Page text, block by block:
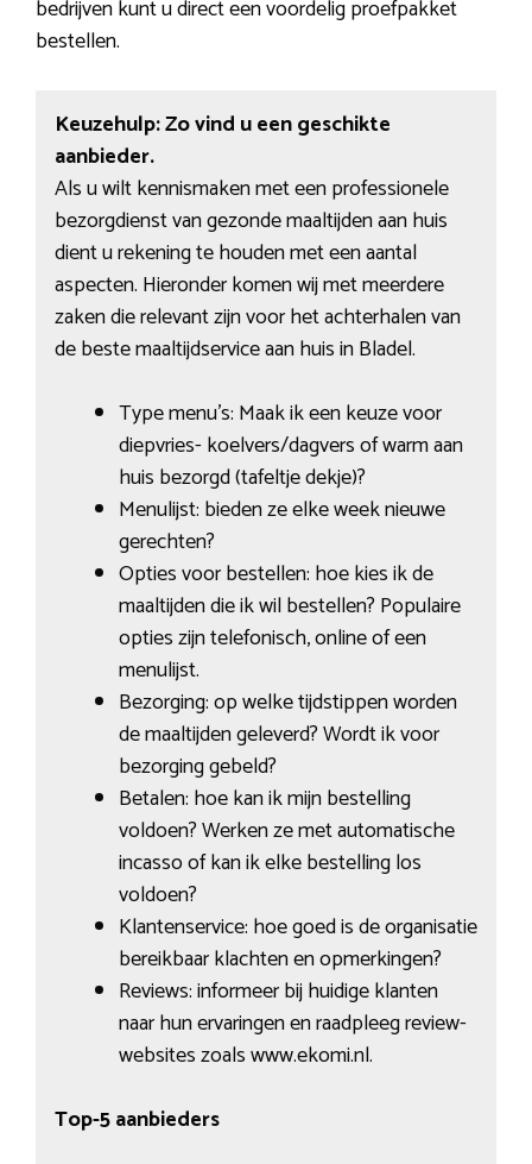
bedrijven kunt u direct een voordelig proefpakket
bestellen.
Keuzehulp: Zo vind u een geschikte
aanbieder.
Als u wilt kennismaken met een professionele
bezorgdienst van gezonde maaltijden aan huis
dient u rekening te houden met een aantal
aspecten. Hieronder komen wij met meerdere
zaken die relevant zijn voor het achterhalen van
de beste maaltijdservice aan huis in Bladel.
Type menu’s: Maak ik een keuze voor
diepvries- koelvers/dagvers of warm aan
huis bezorgd (tafeltje dekje)?
Menulijst: bieden ze elke week nieuwe
gerechten?
Opties voor bestellen: hoe kies ik de
maaltijden die ik wil bestellen? Populaire
opties zijn telefonisch, online of een
menulijst.
Bezorging: op welke tijdstippen worden
de maaltijden geleverd? Wordt ik voor
bezorging gebeld?
Betalen: hoe kan ik mijn bestelling
voldoen? Werken ze met automatische
incasso of kan ik elke bestelling los
voldoen?
Klantenservice: hoe goed is de organisatie
bereikbaar klachten en opmerkingen?
Reviews: informeer bij huidige klanten
naar hun ervaringen en raadpleeg review-
websites zoals www.ekomi.nl.
Top-5 aanbieders